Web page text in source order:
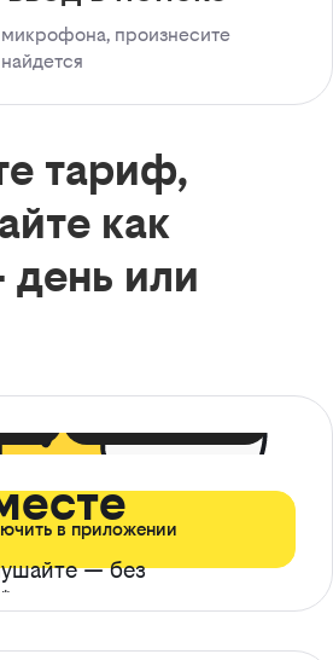
произнесите
тариф,
как
день или
— без
в приложении